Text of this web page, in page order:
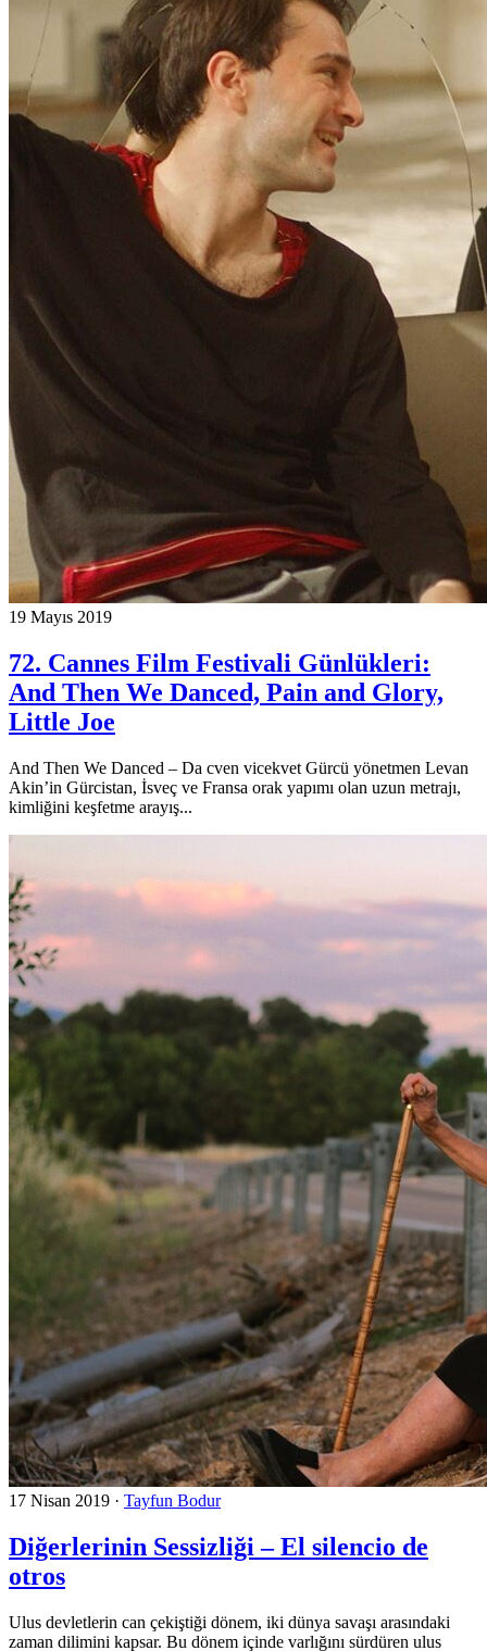
19 Mayıs 2019
72. Cannes Film Festivali Günlükleri:
And Then We Danced, Pain and Glory,
Little Joe
And Then We Danced – Da cven vicekvet Gürcü yönetmen Levan
Akin’in Gürcistan, İsveç ve Fransa orak yapımı olan uzun metrajı,
kimliğini keşfetme arayış...
17 Nisan 2019 · Tayfun Bodur
Diğerlerinin Sessizliği – El silencio de
otros
Ulus devletlerin can çekiştiği dönem, iki dünya savaşı arasındaki
zaman dilimini kapsar. Bu dönem içinde varlığını sürdüren ulus